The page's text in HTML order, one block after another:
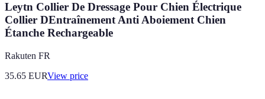
Leytn Collier De Dressage Pour Chien Électrique
Collier DEntraînement Anti Aboiement Chien
Étanche Rechargeable
Rakuten FR
35.65 EURView price